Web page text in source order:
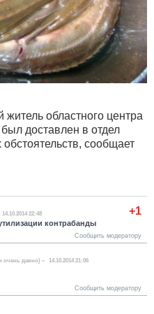
житель областного центра
доставлен в отдел
сообщает
+1
14.10.2014 22:48
контрабанды
Сообщить модератору
очень давно) 14.10.2014 21:06
Сообщить модератору